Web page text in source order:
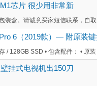
芯片 很少用非常新
装盒。请诚意买家短信联系，自
6（2019款）— 附原装
/ 128GB SSD • 包含配件： • 原装
挂式电视机出150刀